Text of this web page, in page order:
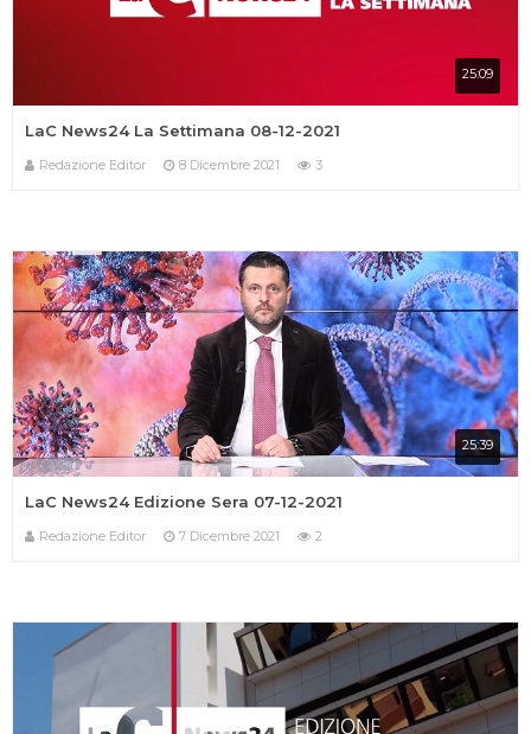
25:09
LaC News24 La Settimana 08-12-2021
Redazione Editor 8 Dicembre 2021 3
25:39
LaC News24 Edizione Sera 07-12-2021
Redazione Editor 7 Dicembre 2021 2